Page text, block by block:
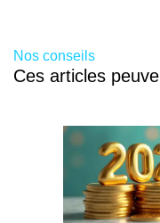
Nos conseils
Ces articles